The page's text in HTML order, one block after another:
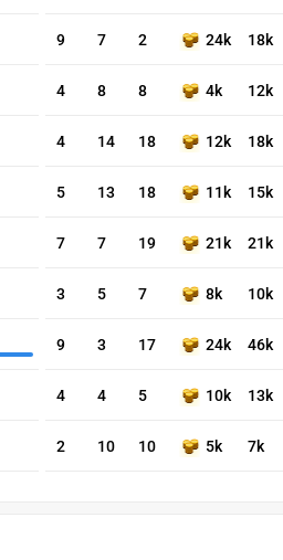
9 7 2 24k 18k
4 8 8 4k 12k
4 14 18 12k 18k
5 13 18 11k 15k
7 7 19 21k 21k
3 5 7 8k 10k
9 3 17 24k 46k
4 4 5 10k 13k
2 10 10 5k 7k